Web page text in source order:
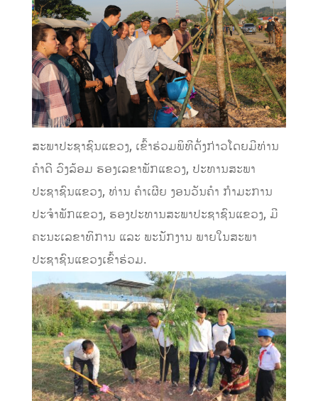
ສະພາປະຊາຊົນແຂວງ, ເຂົ້າຮ່ວມພິທີດັ່ງກ່າວໂດຍມີທ່ານ
ຄໍາດີ ວົງລ້ອມ ຮອງເລຂາພັກແຂວງ, ປະທານສະພາ
ປະຊາຊົນແຂວງ, ທ່ານ ຄໍາເຜີຍ ງອນວັນຄໍາ ກໍາມະການ
ປະຈໍາພັກແຂວງ, ຮອງປະທານສະພາປະຊາຊົນແຂວງ, ມີ
ຄະນະເລຂາທິການ ແລະ ພະນັກງານ ພາຍໃນສະພາ
ປະຊາຊົນແຂວງເຂົ້າຮ່ວມ.